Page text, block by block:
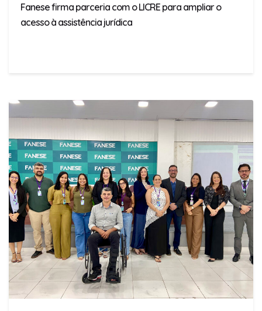
Fanese firma parceria com o LICRE para ampliar o
acesso à assistência jurídica